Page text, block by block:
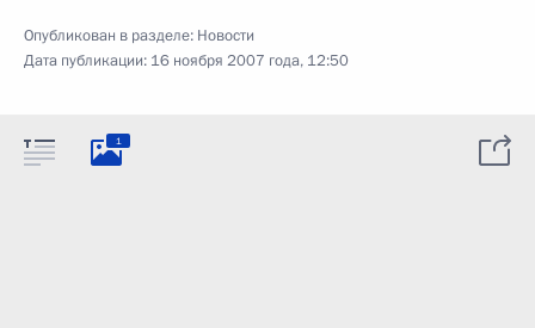
Опубликован в разделе: Новости
Дата публикации: 16 ноября 2007 года, 12:50
1